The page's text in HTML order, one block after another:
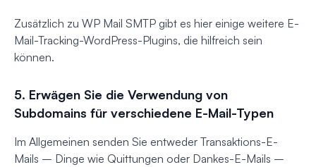
Zusätzlich zu WP Mail SMTP gibt es hier einige weitere E-
Mail-Tracking-WordPress-Plugins, die hilfreich sein
können.
5. Erwägen Sie die Verwendung von
Subdomains für verschiedene E-Mail-Typen
Im Allgemeinen senden Sie entweder Transaktions-E-
Mails – Dinge wie Quittungen oder Dankes-E-Mails –